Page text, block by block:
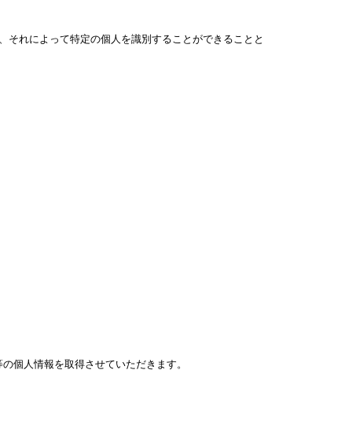
れによって特定の個人を識別することができることと
個人情報を取得させていただきます。